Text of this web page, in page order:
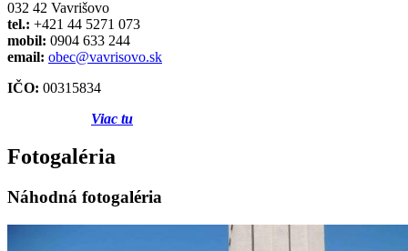
032 42 Vavrišovo
tel.: +421 44 5271 073
mobil: 0904 633 244
email: obec@vavrisovo.sk
IČO: 00315834
Viac tu
Fotogaléria
Náhodná fotogaléria